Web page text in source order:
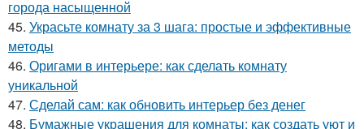
города насыщенной
45. Украсьте комнату за 3 шага: простые и эффективные
методы
46. Оригами в интерьере: как сделать комнату
уникальной
47. Сделай сам: как обновить интерьер без денег
48. Бумажные украшения для комнаты: как создать уют и